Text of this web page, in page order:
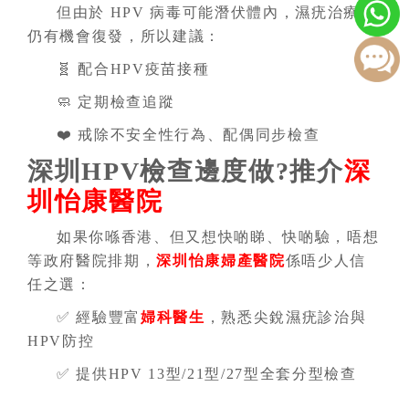
但由於 HPV 病毒可能潛伏體內，濕疣治療後
仍有機會復發，所以建議：
🧬 配合HPV疫苗接種
🧼 定期檢查追蹤
❤️ 戒除不安全性行為、配偶同步檢查
深圳HPV檢查邊度做?推介深
圳怡康醫院
如果你喺香港、但又想快啲睇、快啲驗，唔想
等政府醫院排期，深圳怡康婦產醫院係唔少人信
任之選：
✅ 經驗豐富婦科醫生 ，熟悉尖銳濕疣診治與
HPV防控
✅ 提供HPV 13型/21型/27型全套分型檢查